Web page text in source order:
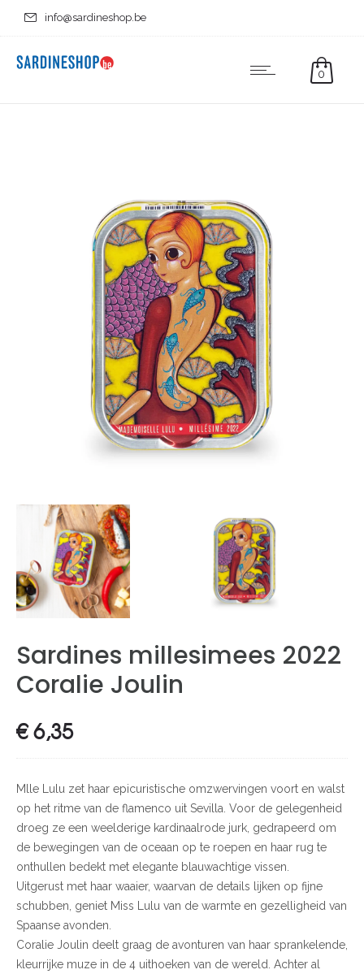
info@sardineshop.be
0
Sardines millesimees 2022
Coralie Joulin
€6,35
Mlle Lulu zet haar epicuristische omzwervingen voort en walst
op het ritme van de flamenco uit Sevilla. Voor de gelegenheid
droeg ze een weelderige kardinaalrode jurk, gedrapeerd om
de bewegingen van de oceaan op te roepen en haar rug te
onthullen bedekt met elegante blauwachtige vissen.
Uitgerust met haar waaier, waarvan de details lijken op fijne
schubben, geniet Miss Lulu van de warmte en gezelligheid van
Spaanse avonden.
Coralie Joulin deelt graag de avonturen van haar sprankelende,
kleurrijke muze in de 4 uithoeken van de wereld. Achter al